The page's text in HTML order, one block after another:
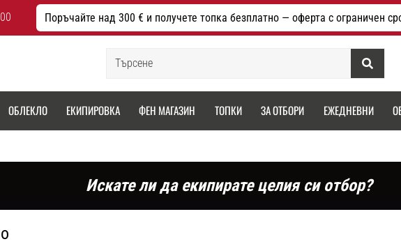
Поръчайте над 300 € и получете топка безплатно — оферта с ограничен
Търсене
ОБЛЕКЛО ЕКИПИРОВКА ФЕН МАГАЗИН ТОПКИ ЗА ОТБОРИ ЕЖЕДНЕВНИ
Искате ли да екипирате целия си отбор?